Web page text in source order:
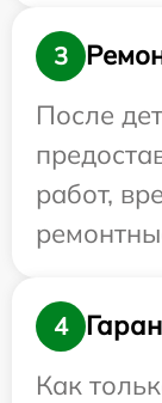
3
После
работ,
4
Как